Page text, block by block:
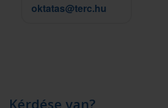
oktatas@terc.hu
Kérdése van?